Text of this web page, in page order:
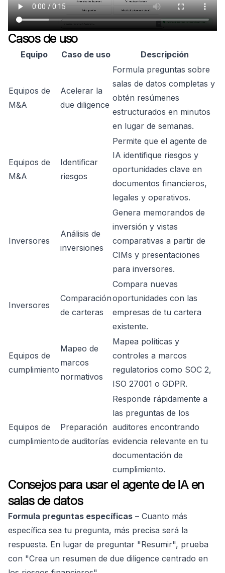
Casos de uso
Equipo Caso de uso Descripción
Equipos de
M&A
Acelerar la
due diligence
Formula preguntas sobre
salas de datos completas y
obtén resúmenes
estructurados en minutos
en lugar de semanas.
Equipos de
M&A
Identificar
riesgos
Permite que el agente de
IA identifique riesgos y
oportunidades clave en
documentos financieros,
legales y operativos.
Inversores
Análisis de
inversiones
Genera memorandos de
inversión y vistas
comparativas a partir de
CIMs y presentaciones
para inversores.
Inversores
Comparación
de carteras
Compara nuevas
oportunidades con las
empresas de tu cartera
existente.
Equipos de
cumplimiento
Mapeo de
marcos
normativos
Mapea políticas y
controles a marcos
regulatorios como SOC 2,
ISO 27001 o GDPR.
Equipos de
cumplimiento
Preparación
de auditorías
Responde rápidamente a
las preguntas de los
auditores encontrando
evidencia relevante en tu
documentación de
cumplimiento.
Consejos para usar el agente de IA en
salas de datos
Formula preguntas específicas – Cuanto más
específica sea tu pregunta, más precisa será la
respuesta. En lugar de preguntar "Resumir", prueba
con "Crea un resumen de due diligence centrado en